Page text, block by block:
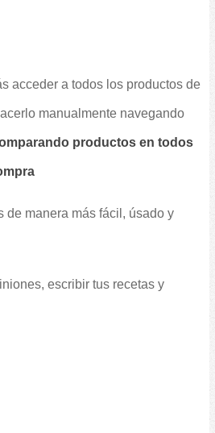
acceder a todos los productos de
manualmente navegando
productos en todos
de manera más fácil, úsado y
escribir tus recetas y